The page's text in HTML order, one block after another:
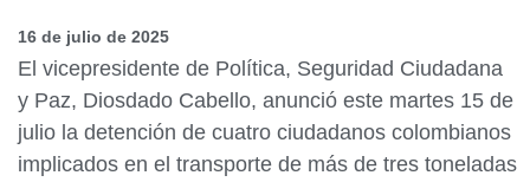
16 de julio de 2025
El vicepresidente de Política, Seguridad Ciudadana
y Paz, Diosdado Cabello, anunció este martes 15 de
julio la detención de cuatro ciudadanos colombianos
implicados en el transporte de más de tres toneladas